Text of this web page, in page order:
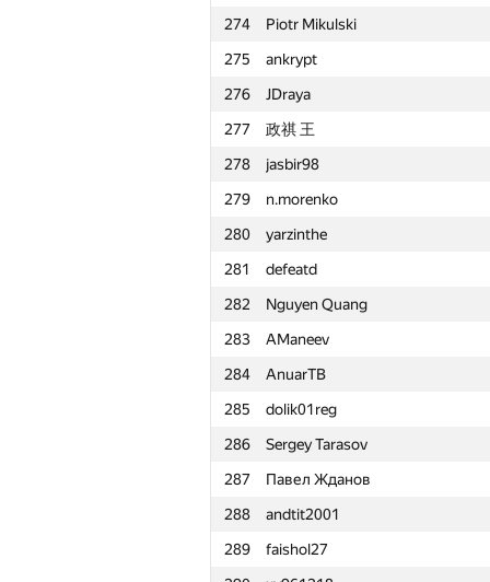
274
Piotr Mikulski
275
ankrypt
276
JDraya
277
政祺 王
278
jasbir98
279
n.morenko
280
yarzinthe
281
defeatd
282
Nguyen Quang
283
AManeev
284
AnuarTB
285
dolik01reg
286
Sergey Tarasov
287
Павел Жданов
288
andtit2001
289
faishol27
251 compiler-101
252
ruslan02129
253
prateek6298
254
andshay
255
debez
256
Паша Щеснович
257
Khaled Hamed
258
volpe95
259
Pham Thang
260
IgorKoval
261
Roman Derkach
262
Maria Solodova
263
koloshmet
264
nikusha birkadze
265
sasha.seryanin
266
satashun